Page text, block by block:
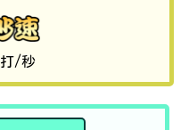
打/秒